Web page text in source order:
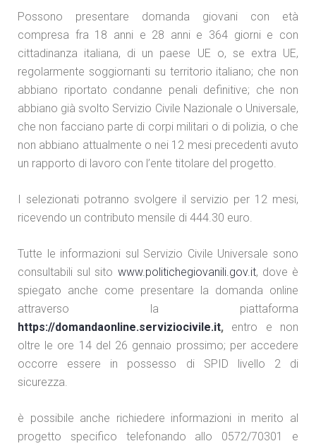
Possono presentare domanda giovani con età
compresa fra 18 anni e 28 anni e 364 giorni e con
cittadinanza italiana, di un paese UE o, se extra UE,
regolarmente soggiornanti su territorio italiano; che non
abbiano riportato condanne penali definitive; che non
abbiano già svolto Servizio Civile Nazionale o Universale,
che non facciano parte di corpi militari o di polizia, o che
non abbiano attualmente o nei 12 mesi precedenti avuto
un rapporto di lavoro con l’ente titolare del progetto.
I selezionati potranno svolgere il servizio per 12 mesi,
ricevendo un contributo mensile di 444.30 euro.
Tutte le informazioni sul Servizio Civile Universale sono
consultabili sul sito www.politichegiovanili.gov.it, dove è
spiegato anche come presentare la domanda online
attraverso la piattaforma
https://domandaonline.serviziocivile.it, entro e non
oltre le ore 14 del 26 gennaio prossimo; per accedere
occorre essere in possesso di SPID livello 2 di
sicurezza.
è possibile anche richiedere informazioni in merito al
progetto specifico telefonando allo 0572/70301 e